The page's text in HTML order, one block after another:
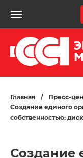
Главная / Пресс-
Создание единого
собственностью:
Создание